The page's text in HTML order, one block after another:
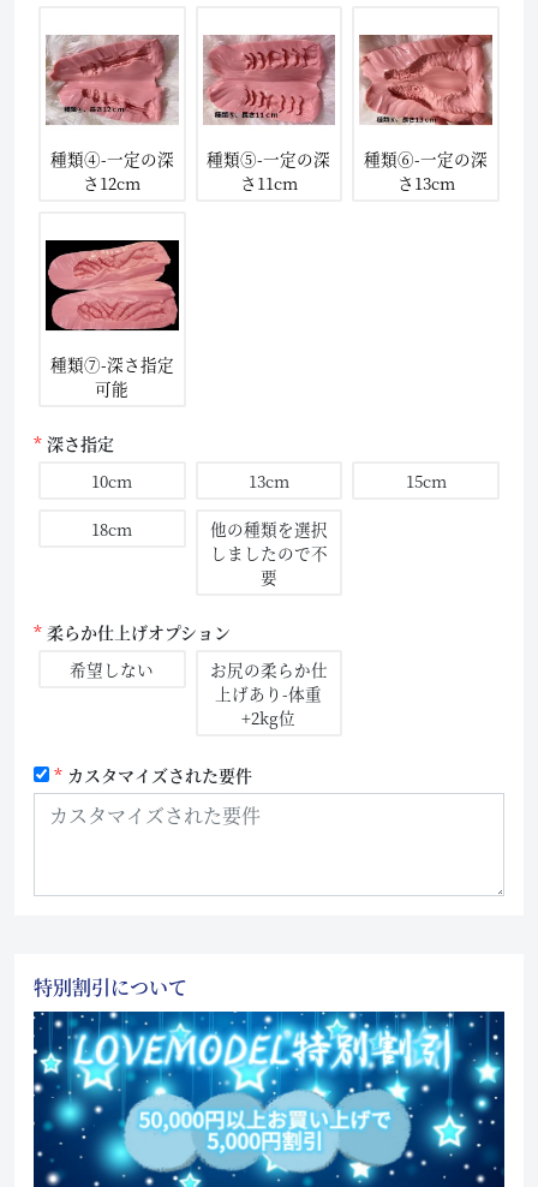
種類④-一定の深
さ12cm
種類⑤-一定の深
さ11cm
種類⑥-一定の深
さ13cm
種類⑦-深さ指定
可能
深さ指定
10cm
13cm
15cm
18cm
他の種類を選択
しましたので不
要
柔らか仕上げオプション
希望しない
お尻の柔らか仕
上げあり-体重
+2kg位
カスタマイズされた要件
特別割引について